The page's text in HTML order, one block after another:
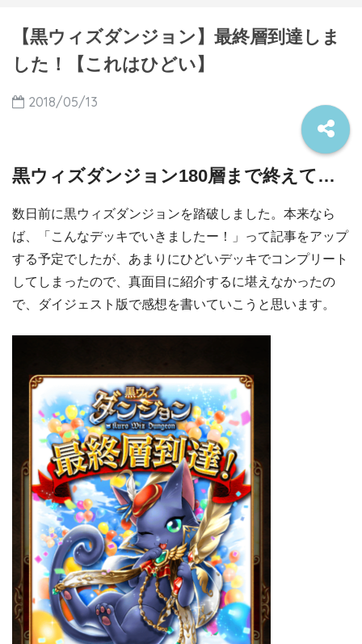
【黒ウィズダンジョン】最終層到達しま
した！【これはひどい】
2018/05/13
黒ウィズダンジョン180層まで終えて…
数日前に黒ウィズダンジョンを踏破しました。本来なら
ば、「こんなデッキでいきましたー！」って記事をアップ
する予定でしたが、あまりにひどいデッキでコンプリート
してしまったので、真面目に紹介するに堪えなかったの
で、ダイジェスト版で感想を書いていこうと思います。